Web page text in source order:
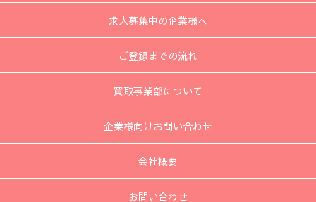
求人募集中の企業様へ
ご登録までの流れ
買取事業部について
企業様向けお問い合わせ
会社概要
お問い合わせ